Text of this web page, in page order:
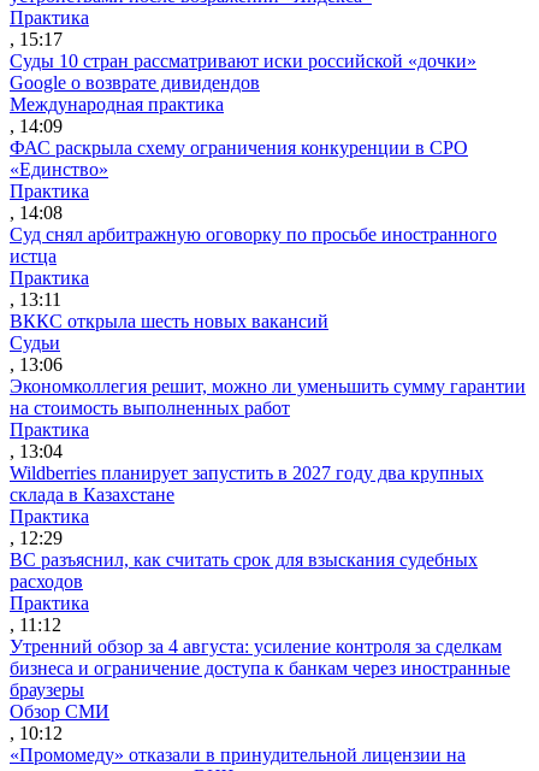
Практика
, 15:17
Суды 10 стран рассматривают иски российской «дочки»
Google о возврате дивидендов
Международная практика
, 14:09
ФАС раскрыла схему ограничения конкуренции в СРО
«Единство»
Практика
, 14:08
Суд снял арбитражную оговорку по просьбе иностранного
истца
Практика
, 13:11
ВККС открыла шесть новых вакансий
Судьи
, 13:06
Экономколлегия решит, можно ли уменьшить сумму гарантии
на стоимость выполненных работ
Практика
, 13:04
Wildberries планирует запустить в 2027 году два крупных
склада в Казахстане
Практика
, 12:29
ВС разъяснил, как считать срок для взыскания судебных
расходов
Практика
, 11:12
Утренний обзор за 4 августа: усиление контроля за сделкам
бизнеса и ограничение доступа к банкам через иностранные
браузеры
Обзор СМИ
, 10:12
«Промомеду» отказали в принудительной лицензии на